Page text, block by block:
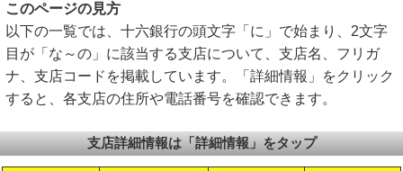
このページの見方
以下の一覧では、十六銀行の頭文字「に」で始まり、2文字
目が「な～の」に該当する支店について、支店名、フリガ
ナ、支店コードを掲載しています。「詳細情報」をクリック
すると、各支店の住所や電話番号を確認できます。
支店詳細情報は「詳細情報」をタップ